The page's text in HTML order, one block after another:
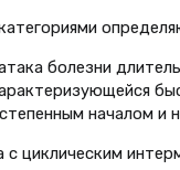
болезни
началом и
циклическим